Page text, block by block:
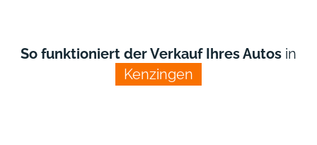
So funktioniert der Verkauf Ihres Autos in
Kenzingen